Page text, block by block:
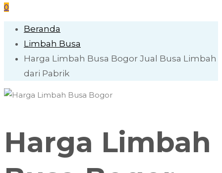
0
Beranda
Limbah Busa
Harga Limbah Busa Bogor Jual Busa Limbah
dari Pabrik
Harga Limbah